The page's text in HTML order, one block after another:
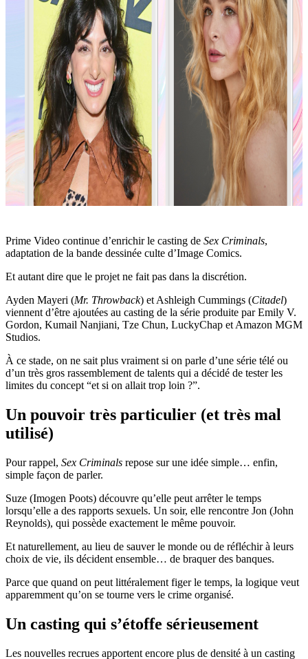
Prime Video continue d’enrichir le casting de Sex Criminals,
adaptation de la bande dessinée culte d’Image Comics.
Et autant dire que le projet ne fait pas dans la discrétion.
Ayden Mayeri (Mr. Throwback) et Ashleigh Cummings (Citadel)
viennent d’être ajoutées au casting de la série produite par Emily V.
Gordon, Kumail Nanjiani, Tze Chun, LuckyChap et Amazon MGM
Studios.
À ce stade, on ne sait plus vraiment si on parle d’une série télé ou
d’un très gros rassemblement de talents qui a décidé de tester les
limites du concept “et si on allait trop loin ?”.
Un pouvoir très particulier (et très mal
utilisé)
Pour rappel, Sex Criminals repose sur une idée simple… enfin,
simple façon de parler.
Suze (Imogen Poots) découvre qu’elle peut arrêter le temps
lorsqu’elle a des rapports sexuels. Un soir, elle rencontre Jon (John
Reynolds), qui possède exactement le même pouvoir.
Et naturellement, au lieu de sauver le monde ou de réfléchir à leurs
choix de vie, ils décident ensemble… de braquer des banques.
Parce que quand on peut littéralement figer le temps, la logique veut
apparemment qu’on se tourne vers le crime organisé.
Un casting qui s’étoffe sérieusement
Les nouvelles recrues apportent encore plus de densité à un casting